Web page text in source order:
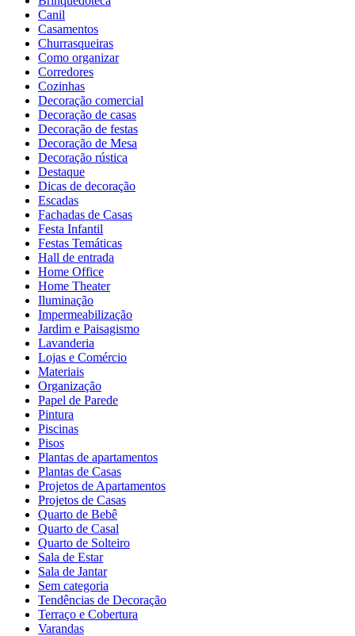
Canil
Casamentos
Churrasqueiras
Como organizar
Corredores
Cozinhas
Decoração comercial
Decoração de casas
Decoração de festas
Decoração de Mesa
Decoração rústica
Destaque
Dicas de decoração
Escadas
Fachadas de Casas
Festa Infantil
Festas Temáticas
Hall de entrada
Home Office
Home Theater
Iluminação
Impermeabilização
Jardim e Paisagismo
Lavanderia
Lojas e Comércio
Materiais
Organização
Papel de Parede
Pintura
Piscinas
Pisos
Plantas de apartamentos
Plantas de Casas
Projetos de Apartamentos
Projetos de Casas
Quarto de Bebê
Quarto de Casal
Quarto de Solteiro
Sala de Estar
Sala de Jantar
Sem categoria
Tendências de Decoração
Terraço e Cobertura
Varandas